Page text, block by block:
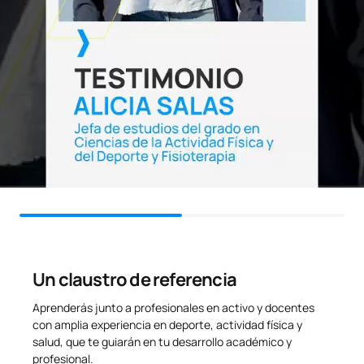
Introducción a la
Investigación en Ciencias
de la Actividad física y del
Maestría Deportiva
(deporte elegido en
OP
de Eventos Deportivos
Conceptos Básicos de
Un claustro de referencia
Aprenderás junto a profesionales en activo y docentes
con amplia experiencia en deporte, actividad física y
salud, que te guiarán en tu desarrollo académico y
profesional.